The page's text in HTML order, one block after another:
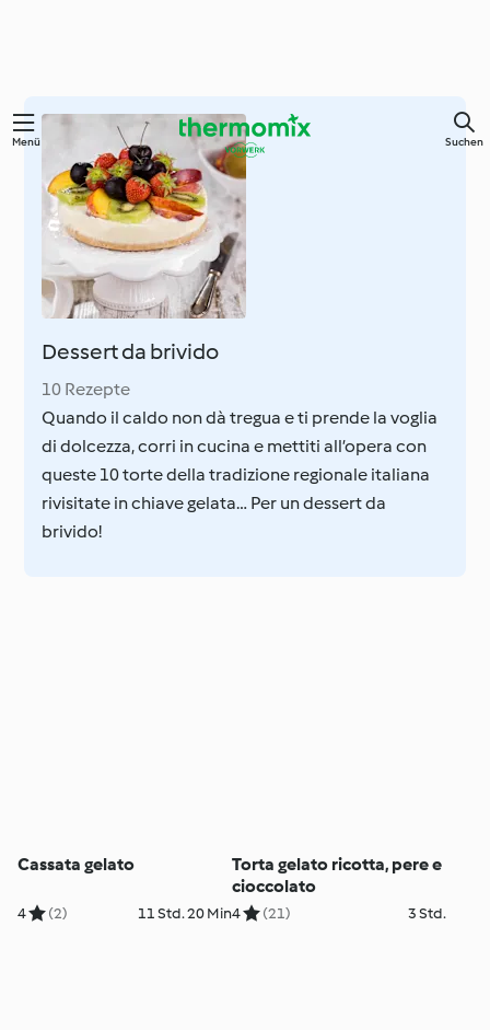
Springe
Hauptinhalt
Menü Suchen
Dessert da brivido
10 Rezepte
Quando il caldo non dà tregua e ti prende la voglia
di dolcezza, corri in cucina e mettiti all’opera con
queste 10 torte della tradizione regionale italiana
rivisitate in chiave gelata… Per un dessert da
brivido!
Cassata gelato
4 (2) 11 Std. 20 Min
Torta gelato ricotta, pere e
cioccolato
4 (21) 3 Std.